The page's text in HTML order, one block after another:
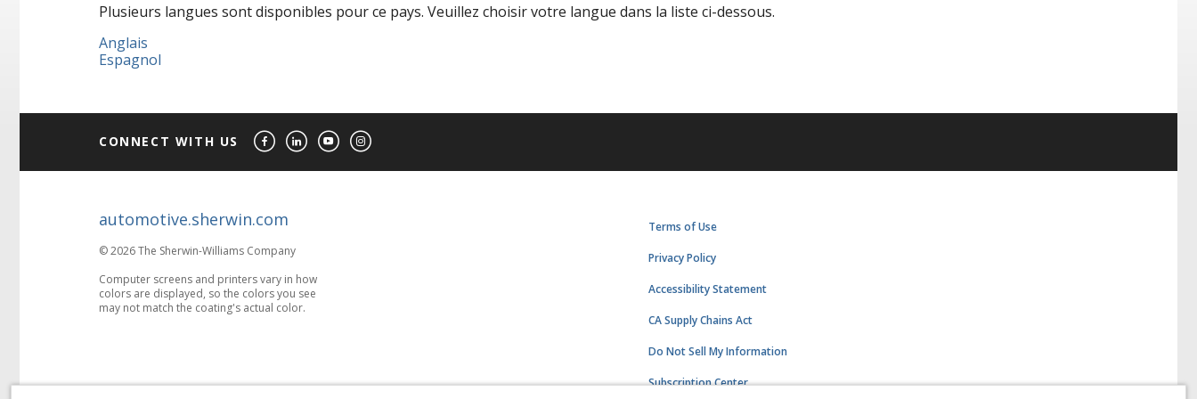
Plusieurs langues sont disponibles pour ce pays. Veuillez choisir votre langue dans la liste ci-dessous.
Anglais
Espagnol
CONNECT WITH US
automotive.sherwin.com
© 2026 The Sherwin-Williams Company
Computer screens and printers vary in how
colors are displayed, so the colors you see
may not match the coating's actual color.
Terms of Use
Privacy Policy
Accessibility Statement
CA Supply Chains Act
Do Not Sell My Information
Subscription Center